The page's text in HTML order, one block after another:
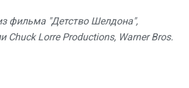
фильма "Детство Шелдона",
Chuck Lorre Productions, Warner Bros.